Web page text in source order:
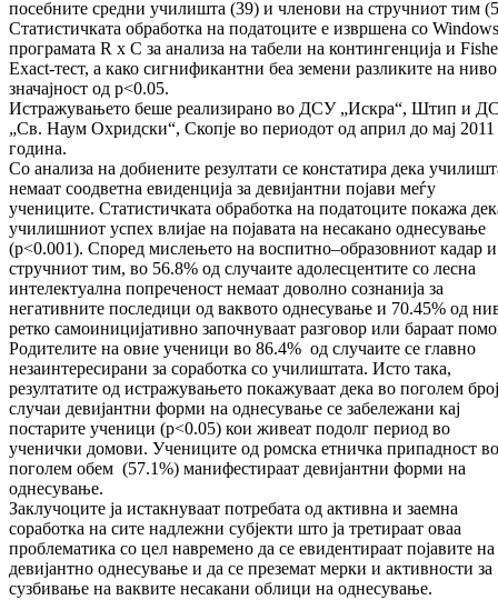
посебните средни училишта (39) и членови на стручниот тим
Статистичката обработка на податоците е извршена со
програмата R x C за анализа на табели на контингенција и
Exact-тест, а како сигнификантни беа земени разликите на
значајност од p<0.05.
Истражувањето беше реализирано во ДСУ „Искра“, Штип и
„Св. Наум Охридски“, Скопје во периодот од април до мај 2011
година.
Со анализа на добиените резултати се констатира дека
немаат соодветна евиденција за девијантни појави меѓу
учениците. Статистичката обработка на податоците покажа
училишниот успех влијае на појавата на несакано однесување
(p<0.001). Според мислењето на воспитно–образовниот кадар и
стручниот тим, во 56.8% од случаите адолесцентите со лесна
интелектуална попреченост немаат доволно сознанија за
негативните последици од ваквото однесување и 70.45% од
ретко самоиницијативно започнуваат разговор или бараат
Родителите на овие ученици во 86.4% од случаите се главно
незаинтересирани за соработка со училиштата. Исто така,
резултатите од истражувањето покажуваат дека во поголем број
случаи девијантни форми на однесување се забележани кај
постарите ученици (p<0.05) кои живеат подолг период во
ученички домови. Учениците од ромска етничка припадност во
поголем обем (57.1%) манифестираат девијантни форми на
однесување.
Заклучоците ја истакнуваат потребата од активна и заемна
соработка на сите надлежни субјекти што ја третираат оваа
проблематика со цел навремено да се евидентираат појавите на
девијантно однесување и да се преземат мерки и активности за
сузбивање на ваквите несакани облици на однесување.